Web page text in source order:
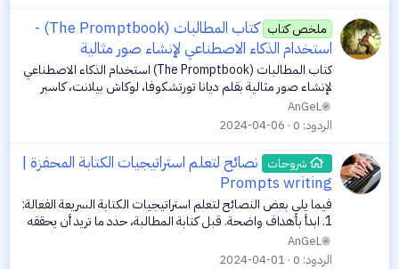
ملخص كتاب
كتاب المطالبات (The Promptbook) -
استخدام الذكاء الاصطناعي لإنشاء صور مثالية
كتاب المطالبات (The Promptbook) استخدام الذكاء الاصطناعي
لإنشاء صور مثالية بقلم ديانا تورتشكوفا، لوكاش بيلانت، كاسبر
دليلاً شاملاً لاستخدام...
AnGeL
الردود 0
2024-04-06
شروحات نصائح لتعلم استراتيجيات الكتابة المحفزة |
Prompts writing
فيما يلي بعض النصائح لتعلم استراتيجيات الكتابة السريعة الفعالة:
1. ابدأ بأهداف واضحة. قبل كتابة المطالبة، حدد ما تريد أن يحققه
الذكاء الاصطناعي. هل تحتاج إلى إنشاء نص وتحليل ومساعدة في
الترميز وما...
AnGeL
الردود 0
2024-04-01